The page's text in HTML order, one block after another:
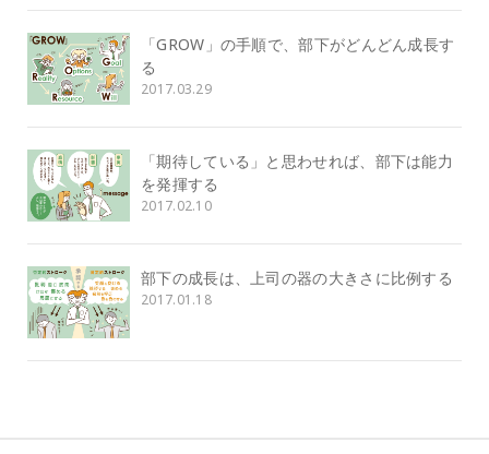
「GROW」の手順で、部下がどんどん成長す
る
2017.03.29
「期待している」と思わせれば、部下は能力
を発揮する
2017.02.10
部下の成長は、上司の器の大きさに比例する
2017.01.18